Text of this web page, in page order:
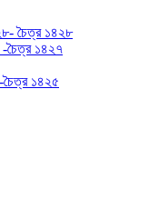
চৈত্র ১৪২৮
-চৈত্র ১৪২৭
চৈত্র ১৪২৫